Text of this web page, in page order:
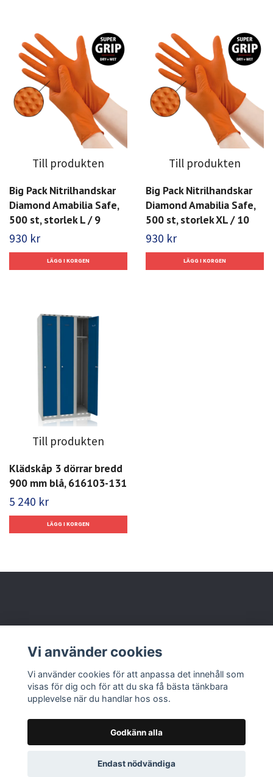
Till produkten
Big Pack Nitrilhandskar
Diamond Amabilia Safe,
500 st, storlek L / 9
930 kr
Till produkten
Big Pack Nitrilhandskar
Diamond Amabilia Safe,
500 st, storlek XL / 10
930 kr
Till produkten
Klädskåp 3 dörrar bredd
900 mm blå, 616103-131
5 240 kr
Läs mer
© 2026 Nolbox AB
Vi använder cookies
Vi använder cookies för att anpassa det innehåll som
visas för dig och för att du ska få bästa tänkbara
upplevelse när du handlar hos oss.
Godkänn alla
Endast nödvändiga